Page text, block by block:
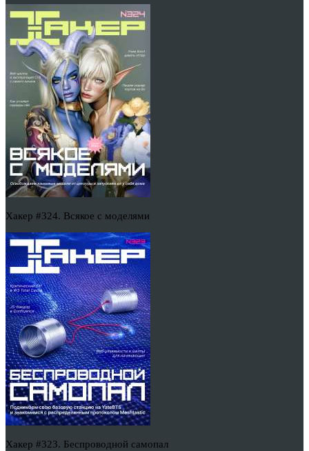
Хакер #324. Всякое с моделями
Хакер #323. Беспроводной самопал